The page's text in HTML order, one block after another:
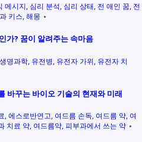
메시지 심리 분석 심리 상태 전 애인 꿈 전
키스 해몽
가? 꿈이 알려주는 속마음
생명과학 유전병 유전자 가위 유전자 치
바꾸는 바이오 기술의 현재와 미래
에스로반연고 여드름 손독 여드름 약 여
치료 약 여드름약 피부과에서 쓰는 약